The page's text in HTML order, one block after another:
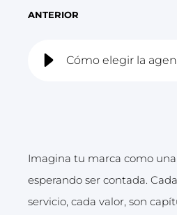
ANTERIOR
Imagina tu marca como
esperando ser contada.
servicio, cada valor, son